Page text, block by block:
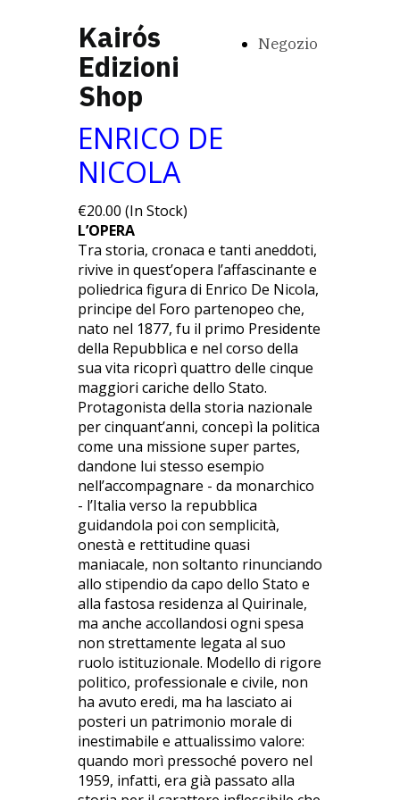
Kairós
Edizioni
Shop
Negozio
ENRICO DE
NICOLA
€20.00 (In Stock)
L’OPERA
Tra storia, cronaca e tanti aneddoti,
rivive in quest’opera l’affascinante e
poliedrica figura di Enrico De Nicola,
principe del Foro partenopeo che,
nato nel 1877, fu il primo Presidente
della Repubblica e nel corso della
sua vita ricoprì quattro delle cinque
maggiori cariche dello Stato.
Protagonista della storia nazionale
per cinquant’anni, concepì la politica
come una missione super partes,
dandone lui stesso esempio
nell’accompagnare - da monarchico
- l’Italia verso la repubblica
guidandola poi con semplicità,
onestà e rettitudine quasi
maniacale, non soltanto rinunciando
allo stipendio da capo dello Stato e
alla fastosa residenza al Quirinale,
ma anche accollandosi ogni spesa
non strettamente legata al suo
ruolo istituzionale. Modello di rigore
politico, professionale e civile, non
ha avuto eredi, ma ha lasciato ai
posteri un patrimonio morale di
inestimabile e attualissimo valore:
quando morì pressoché povero nel
1959, infatti, era già passato alla